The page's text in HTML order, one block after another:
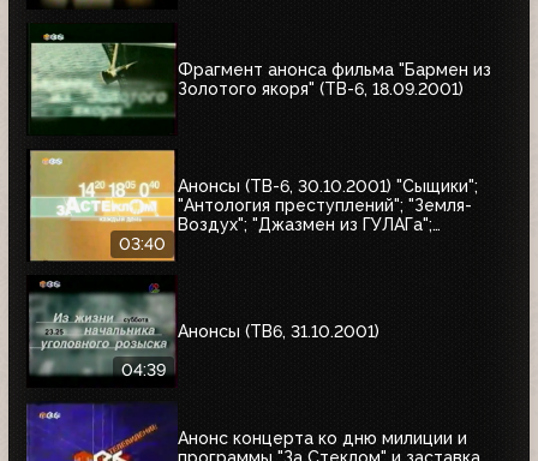
Фрагмент анонса фильма "Бармен из
Золотого якоря" (ТВ-6, 18.09.2001)
03:40
Анонсы (ТВ-6, 30.10.2001) "Сыщики";
"Антология преступлений"; "Земля-
Воздух"; "Джазмен из ГУЛАГа";
04:39
Анонсы (ТВ6, 31.10.2001)
Анонс концерта ко дню милиции и